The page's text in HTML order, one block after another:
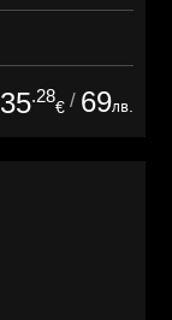
35.28
€ / 69лв.